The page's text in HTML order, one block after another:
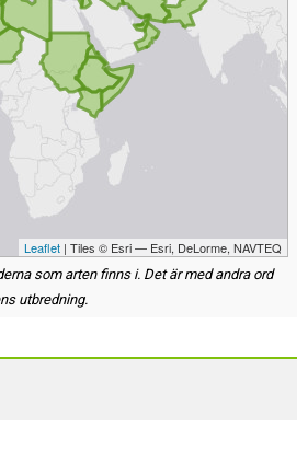
Leaflet | Tiles © Esri — Esri, DeLorme, NAVTEQ
som arten finns i. Det är med andra ord
utbredning.